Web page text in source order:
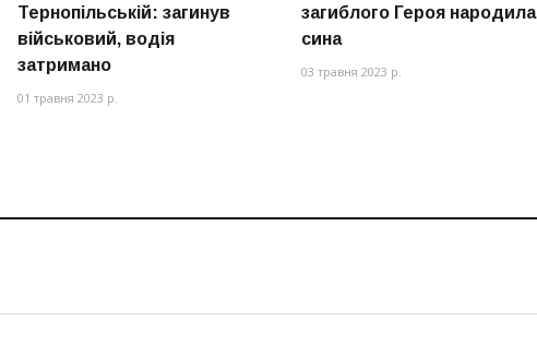
Тернопільській: загинув
військовий, водія
затримано
01 травня 2023 р.
загиблого Героя народила
сина
03 травня 2023 р.